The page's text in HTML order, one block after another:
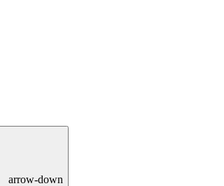
arrow-down